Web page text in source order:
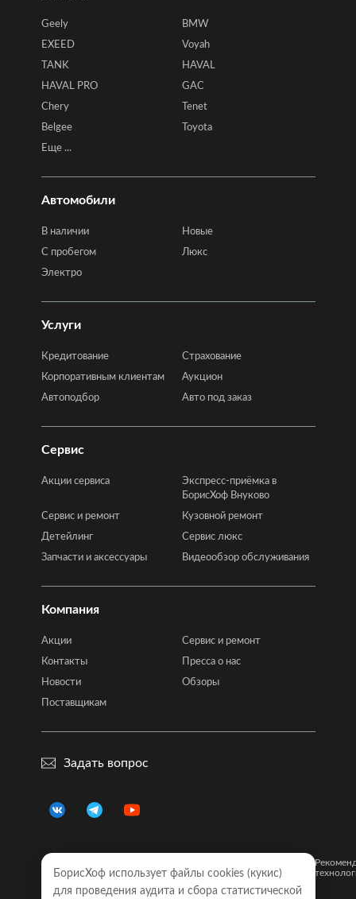
Geely
BMW
EXEED
Voyah
TANK
HAVAL
HAVAL PRO
GAC
Chery
Tenet
Belgee
Toyota
Еще ...
Автомобили
В наличии
Новые
C пробегом
Люкс
Электро
Услуги
Кредитование
Страхование
Корпоративным клиентам
Аукцион
Автоподбор
Авто под заказ
Сервис
Акции сервиса
Экспресс-приёмка в
БорисХоф Внуково
Сервис и ремонт
Кузовной ремонт
Детейлинг
Сервис люкс
Запчасти и аксессуары
Видеообзор обслуживания
Компания
Акции
Сервис и ремонт
Контакты
Пресса о нас
Новости
Обзоры
Поставщикам
Задать вопрос
Правовая
информация
конфиденциальности
сайта
БорисХоф использует файлы cookies (кукиc)
для проведения аудита и сбора статистической